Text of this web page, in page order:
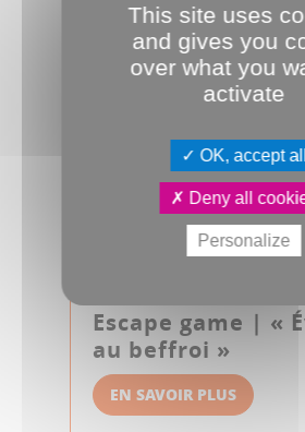
Escape game | «
au beffroi »
EN SAVOIR PLUS
This site uses
and gives you
over what you
activate
OK, accept all
Deny all
Personalize